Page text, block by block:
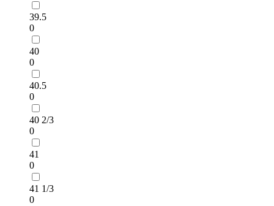
39.5
0
40
0
40.5
0
40 2/3
0
41
0
41 1/3
0